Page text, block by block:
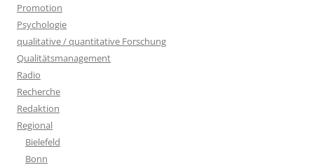
Promotion
Psychologie
qualitative / quantitative Forschung
Qualitätsmanagement
Radio
Recherche
Redaktion
Regional
Bielefeld
Bonn